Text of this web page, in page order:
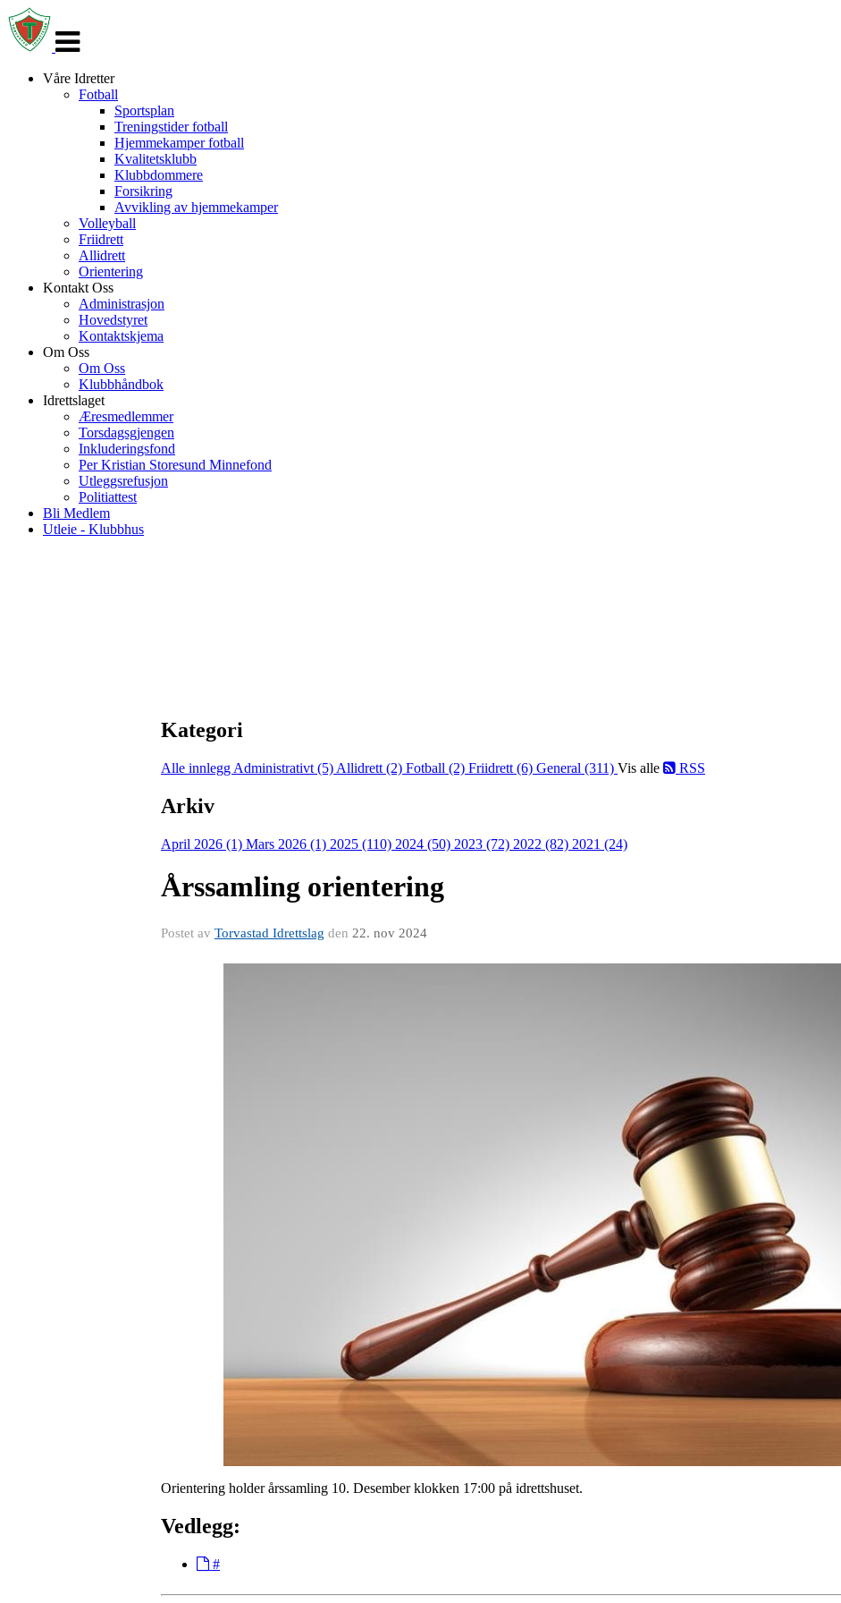
navigasjon
Våre Idretter
Fotball
Sportsplan
Treningstider fotball
Hjemmekamper fotball
Kvalitetsklubb
Klubbdommere
Forsikring
Avvikling av hjemmekamper
Volleyball
Friidrett
Allidrett
Orientering
Kontakt Oss
Administrasjon
Hovedstyret
Kontaktskjema
Om Oss
Om Oss
Klubbhåndbok
Idrettslaget
Æresmedlemmer
Torsdagsgjengen
Inkluderingsfond
Per Kristian Storesund Minnefond
Utleggsrefusjon
Politiattest
Bli Medlem
Utleie - Klubbhus
Kategori
Alle innlegg Administrativt (5) Allidrett (2) Fotball (2) Friidrett (6) General (311) Vis alle RSS
Arkiv
April 2026 (1) Mars 2026 (1) 2025 (110) 2024 (50) 2023 (72) 2022 (82) 2021 (24)
Årssamling orientering
Postet av Torvastad Idrettslag den 22. nov 2024
Orientering holder årssamling 10. Desember klokken 17:00 på idrettshuset.
Vedlegg:
#